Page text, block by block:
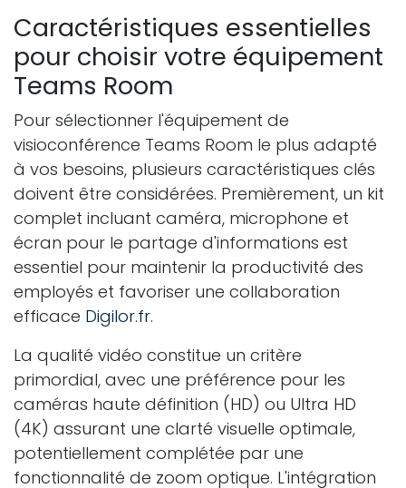
Caractéristiques essentielles
pour choisir votre équipement
Teams Room
Pour sélectionner l'équipement de
visioconférence Teams Room le plus adapté
à vos besoins, plusieurs caractéristiques clés
doivent être considérées. Premièrement, un kit
complet incluant caméra, microphone et
écran pour le partage d'informations est
essentiel pour maintenir la productivité des
employés et favoriser une collaboration
efficace Digilor.fr.
La qualité vidéo constitue un critère
primordial, avec une préférence pour les
caméras haute définition (HD) ou Ultra HD
(4K) assurant une clarté visuelle optimale,
potentiellement complétée par une
fonctionnalité de zoom optique. L'intégration